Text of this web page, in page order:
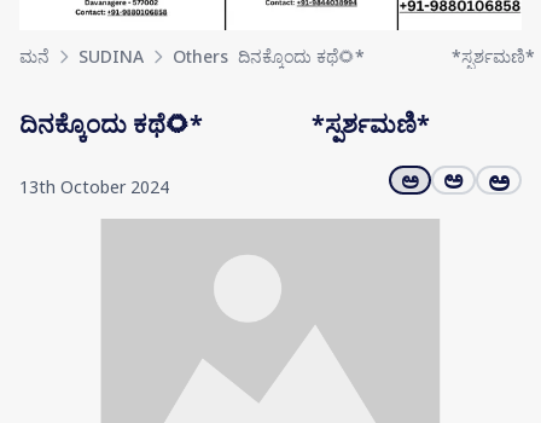
ಮನೆ SUDINA Others ದಿನಕ್ಕೊಂದು ಕಥೆ🌻* *ಸ್ಪರ್ಶಮಣಿ*
ದಿನಕ್ಕೊಂದು ಕಥೆ🌻* *ಸ್ಪರ್ಶಮಣಿ*
13th October 2024 ಅ ಅ ಅ